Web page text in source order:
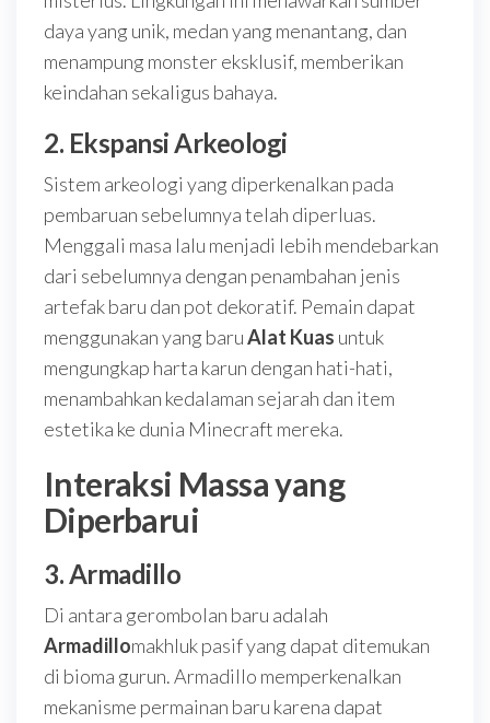
daya yang unik, medan yang menantang, dan
menampung monster eksklusif, memberikan
keindahan sekaligus bahaya.
2. Ekspansi Arkeologi
Sistem arkeologi yang diperkenalkan pada
pembaruan sebelumnya telah diperluas.
Menggali masa lalu menjadi lebih mendebarkan
dari sebelumnya dengan penambahan jenis
artefak baru dan pot dekoratif. Pemain dapat
menggunakan yang baruAlat Kuas untuk
mengungkap harta karun dengan hati-hati,
menambahkan kedalaman sejarah dan item
estetika ke dunia Minecraft mereka.
Interaksi Massa yang
Diperbarui
3. Armadillo
Di antara gerombolan baru adalah
Armadillomakhluk pasif yang dapat ditemukan
di bioma gurun. Armadillo memperkenalkan
mekanisme permainan baru karena dapat